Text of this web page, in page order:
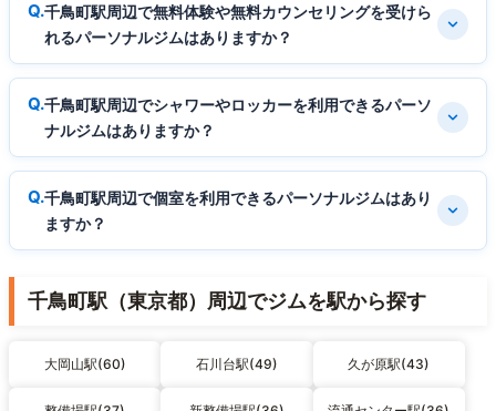
千鳥町駅周辺で無料体験や無料カウンセリングを受けら
れるパーソナルジムはありますか？
千鳥町駅周辺でシャワーやロッカーを利用できるパーソ
ナルジムはありますか？
千鳥町駅周辺で個室を利用できるパーソナルジムはあり
ますか？
千鳥町駅（東京都）周辺でジムを駅から探す
大岡山駅(60) 石川台駅(49) 久が原駅(43)